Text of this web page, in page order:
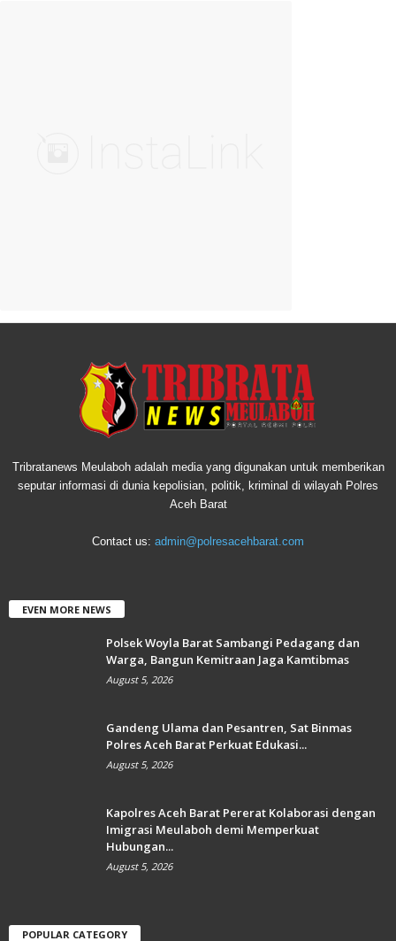
Tribratanews Meulaboh adalah media yang digunakan untuk memberikan
seputar informasi di dunia kepolisian, politik, kriminal di wilayah Polres
Aceh Barat
Contact us: admin@polresacehbarat.com
EVEN MORE NEWS
Polsek Woyla Barat Sambangi Pedagang dan
Warga, Bangun Kemitraan Jaga Kamtibmas
August 5, 2026
Gandeng Ulama dan Pesantren, Sat Binmas
Polres Aceh Barat Perkuat Edukasi...
August 5, 2026
Kapolres Aceh Barat Pererat Kolaborasi dengan
Imigrasi Meulaboh demi Memperkuat
Hubungan...
August 5, 2026
POPULAR CATEGORY